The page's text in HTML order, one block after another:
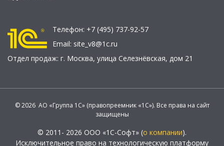
Телефон: +7 (495) 737-92-57
Email: site_v8@1c.ru
Отдел продаж: г. Москва, улица Селезнёвская, дом 21
© 2026 АО «Группа 1С» (правопреемник «1С»). Все права на сайт
защищены
© 2011- 2026 ООО «1С-Софт» (о компании).
Исключительное право на технологическую платформу